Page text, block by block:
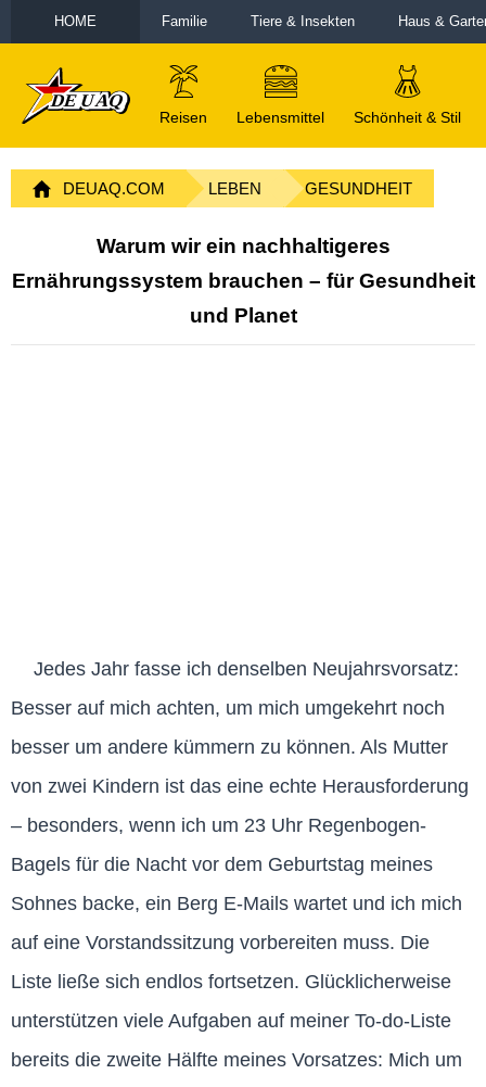
HOME Familie Tiere & Insekten Haus &
Reisen Lebensmittel Schönheit & Stil
DEUAQ.COM LEBEN GESUNDHEIT
Warum wir ein nachhaltigeres
Ernährungssystem brauchen – für Gesundheit
und Planet
Jedes Jahr fasse ich denselben Neujahrsvorsatz:
Besser auf mich achten, um mich umgekehrt noch
besser um andere kümmern zu können. Als Mutter
von zwei Kindern ist das eine echte Herausforderung
– besonders, wenn ich um 23 Uhr Regenbogen-
Bagels für die Nacht vor dem Geburtstag meines
Sohnes backe, ein Berg E-Mails wartet und ich mich
auf eine Vorstandssitzung vorbereiten muss. Die
Liste ließe sich endlos fortsetzen. Glücklicherweise
unterstützen viele Aufgaben auf meiner To-do-Liste
bereits die zweite Hälfte meines Vorsatzes: Mich um